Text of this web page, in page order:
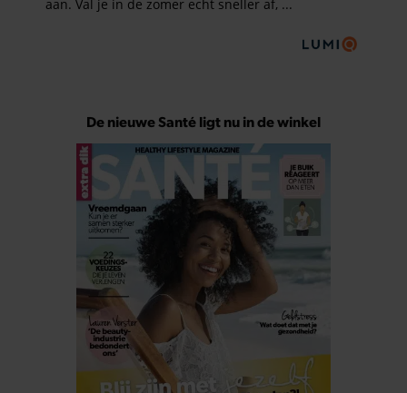
De nieuwe Santé ligt nu in de winkel